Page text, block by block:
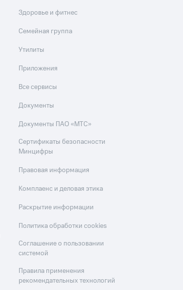
Здоровье и фитнес
Семейная группа
Утилиты
Приложения
Все сервисы
Документы
Документы ПАО «МТС»
Сертификаты безопасности
Минцифры
Правовая информация
Комплаенс и деловая этика
Раскрытие информации
Политика обработки cookies
Соглашение о пользовании
системой
Правила применения
рекомендательных технологий